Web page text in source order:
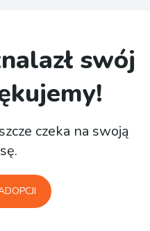
swój
czeka na swoją